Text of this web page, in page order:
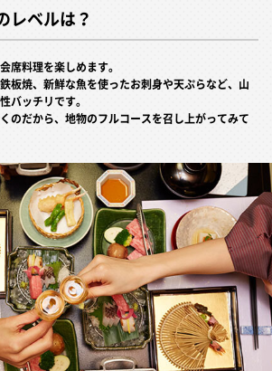
レベルは？
席料理を楽しめます。
板焼、新鮮な魚を使ったお刺身や天ぷらなど、山
バッチリです。
のだから、地物のフルコースを召し上がってみて